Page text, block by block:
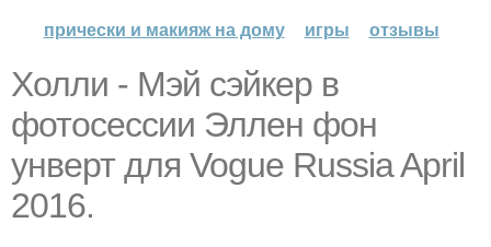
прически и макияж на дому
игры отзывы
Холли - Мэй сэйкер в
фотосессии Эллен фон
унверт для Vogue Russia April
2016.